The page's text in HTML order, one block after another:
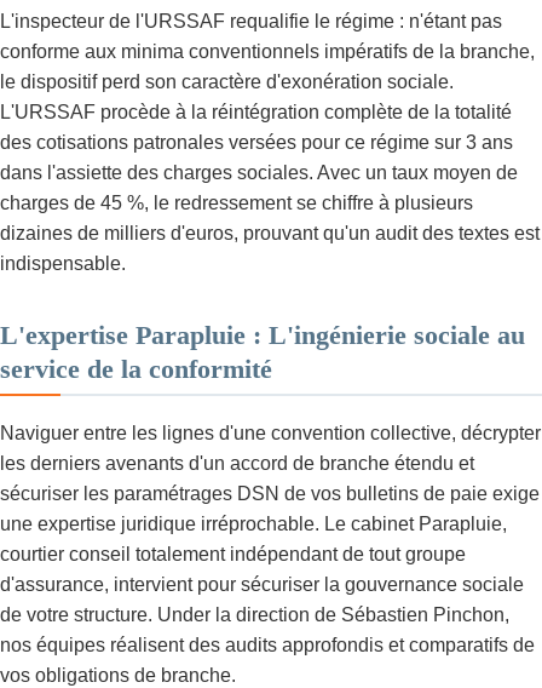
L'inspecteur de l'URSSAF requalifie le régime : n'étant pas
conforme aux minima conventionnels impératifs de la branche,
le dispositif perd son caractère d'exonération sociale.
L'URSSAF procède à la réintégration complète de la totalité
des cotisations patronales versées pour ce régime sur 3 ans
dans l'assiette des charges sociales. Avec un taux moyen de
charges de 45 %, le redressement se chiffre à plusieurs
dizaines de milliers d'euros, prouvant qu'un audit des textes est
indispensable.
L'expertise Parapluie : L'ingénierie sociale au
service de la conformité
Naviguer entre les lignes d'une convention collective, décrypter
les derniers avenants d'un accord de branche étendu et
sécuriser les paramétrages DSN de vos bulletins de paie exige
une expertise juridique irréprochable. Le cabinet Parapluie,
courtier conseil totalement indépendant de tout groupe
d'assurance, intervient pour sécuriser la gouvernance sociale
de votre structure. Under la direction de Sébastien Pinchon,
nos équipes réalisent des audits approfondis et comparatifs de
vos obligations de branche.